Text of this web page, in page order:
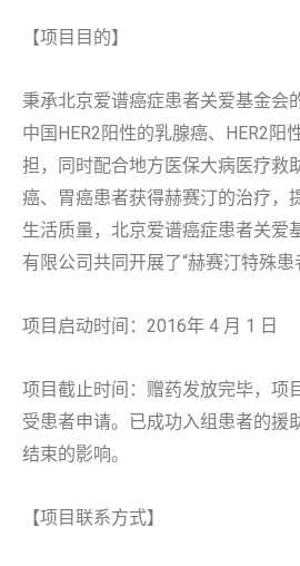
【项目目的】
秉承北京爱谱癌症患者关爱基金会
中国HER2阳性的乳腺癌、HER2阳
担，同时配合地方医保大病医疗救
癌、胃癌患者获得赫赛汀的治疗，
生活质量，北京爱谱癌症患者关爱
有限公司共同开展了“赫赛汀特殊患
项目启动时间：2016年 4 月 1 日
项目截止时间：赠药发放完毕，项
受患者申请。已成功入组患者的援
结束的影响。
【项目联系方式】